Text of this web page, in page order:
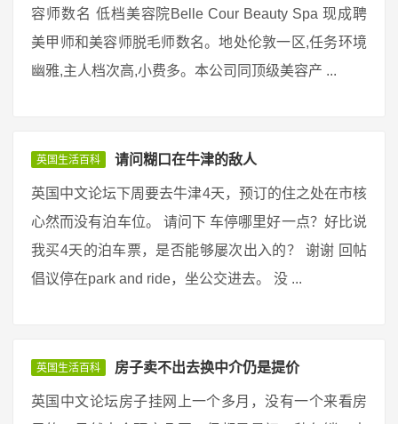
容师数名 低档美容院Belle Cour Beauty Spa 现成聘
美甲师和美容师脱毛师数名。地处伦敦一区,任务环境
幽雅,主人档次高,小费多。本公司同顶级美容产 ...
英国生活百科 请问糊口在牛津的敌人
英国中文论坛下周要去牛津4天，预订的住之处在市核
心然而没有泊车位。 请问下 车停哪里好一点？好比说
我买4天的泊车票，是否能够屡次出入的？ 谢谢 回帖
倡议停在park and ride，坐公交进去。 没 ...
英国生活百科 房子卖不出去换中介仍是提价
英国中文论坛房子挂网上一个多月，没有一个来看房